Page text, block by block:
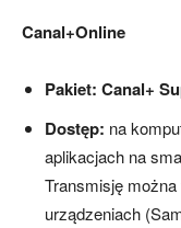
Canal+Online
Pakiet: Canal+
Dostęp: na
aplikacjach na
Transmisję
urządzeniach